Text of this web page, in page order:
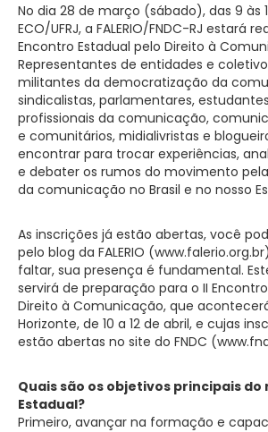
No dia 28 de março (sábado), das 9 às
ECO/UFRJ, a FALERIO/FNDC-RJ estará
Encontro Estadual pelo Direito à
Representantes de entidades e
militantes da democratização da
sindicalistas, parlamentares,
profissionais da comunicação,
e comunitários, midialivristas e
encontrar para trocar experiências,
e debater os rumos do movimento
da comunicação no Brasil e no nosso
As inscrições já estão abertas, você
pelo blog da FALERIO
faltar, sua presença é fundamental.
servirá de preparação para o II
Direito à Comunicação, que
Horizonte, de 10 a 12 de abril, e cujas
estão abertas no site do FNDC
Quais são os objetivos principais do
Estadual?
Primeiro, avançar na formação e